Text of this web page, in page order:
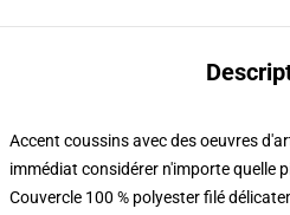
Accent coussins avec des oeuvres
immédiat considérer n'importe quelle
Couvercle 100 % polyester filé